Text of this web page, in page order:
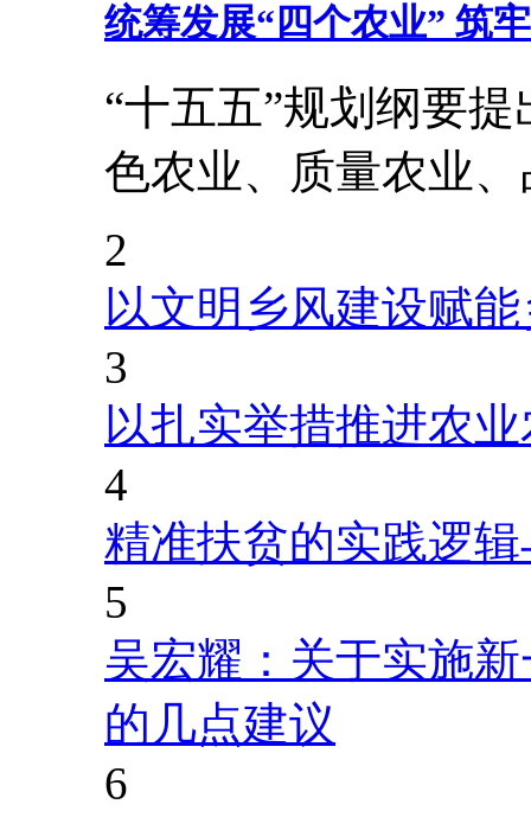
统筹发展“四个农业” 筑
“十五五”规划纲要
色农业、质量农业
2
以文明乡风建设赋
3
以扎实举措推进农
4
精准扶贫的实践逻
5
吴宏耀：关于实施
的几点建议
6